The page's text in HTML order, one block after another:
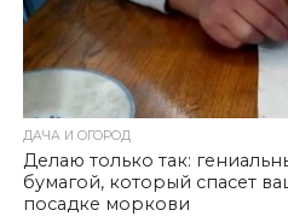
ДАЧА И ОГОРОД
Делаю только так:
бумагой, который спасет
посадке моркови